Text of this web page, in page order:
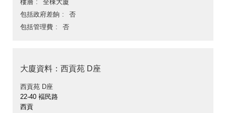
樓層
全棟大廈
包括政府差餉
否
包括管理費
否
大廈資料：西貢苑 D座
西貢苑 D座
22-40 褔民路
西貢